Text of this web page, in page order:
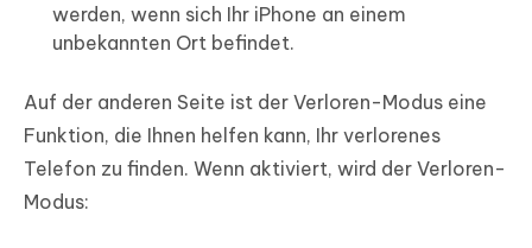
werden, wenn sich Ihr iPhone an einem
unbekannten Ort befindet.
Auf der anderen Seite ist der Verloren-Modus eine
Funktion, die Ihnen helfen kann, Ihr verlorenes
Telefon zu finden. Wenn aktiviert, wird der Verloren-
Modus: